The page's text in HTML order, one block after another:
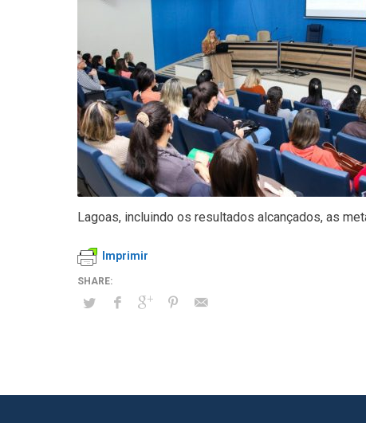
Lagoas, incluindo os resultados alcançados, as
Imprimir